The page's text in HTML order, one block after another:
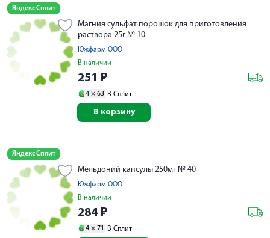
Яндекс Сплит
Магния сульфат порошок для приготовления
раствора 25г № 10
Южфарм ООО
В наличии
251 ₽
4 × 63 В Сплит
В корзину
Яндекс Сплит
Мельдоний капсулы 250мг № 40
Южфарм ООО
В наличии
284 ₽
4 × 71 В Сплит